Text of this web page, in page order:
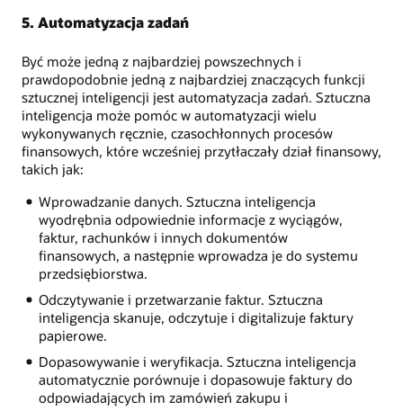
5. Automatyzacja zadań
Być może jedną z najbardziej powszechnych i
prawdopodobnie jedną z najbardziej znaczących funkcji
sztucznej inteligencji jest automatyzacja zadań. Sztuczna
inteligencja może pomóc w automatyzacji wielu
wykonywanych ręcznie, czasochłonnych procesów
finansowych, które wcześniej przytłaczały dział finansowy,
takich jak:
Wprowadzanie danych. Sztuczna inteligencja
wyodrębnia odpowiednie informacje z wyciągów,
faktur, rachunków i innych dokumentów
finansowych, a następnie wprowadza je do systemu
przedsiębiorstwa.
Odczytywanie i przetwarzanie faktur. Sztuczna
inteligencja skanuje, odczytuje i digitalizuje faktury
papierowe.
Dopasowywanie i weryfikacja. Sztuczna inteligencja
automatycznie porównuje i dopasowuje faktury do
odpowiadających im zamówień zakupu i